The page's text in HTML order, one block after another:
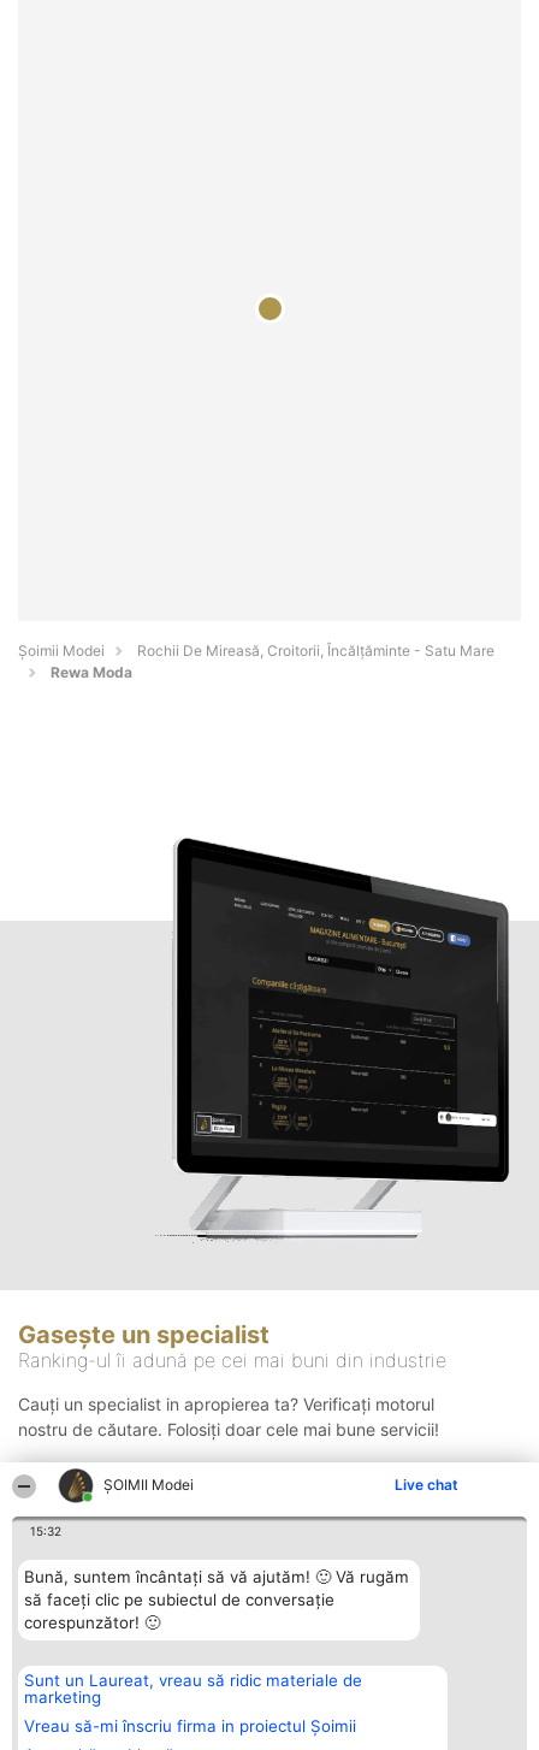
ȘOIMII Modei Live chat
15:32
Bună, suntem încântați să vă ajutăm! 🙂 Vă rugăm
să faceți clic pe subiectul de conversație
corespunzător! 🙂
Sunt un Laureat, vreau să ridic materiale de
marketing
Vreau să-mi înscriu firma in proiectul Șoimii
Șoimii Modei
Rochii De Mireasă, Croitorii, Încălțăminte - Satu Mare
Rewa Moda
Gasește un specialist
Ranking-ul îi adună pe cei mai buni din industrie
Cauți un specialist in apropierea ta? Verificați motorul
nostru de căutare. Folosiți doar cele mai bune servicii!
Organizator Ranking
BRIGHT SOLUTIONS BR SRL
Aleea Timisul De Sus 2 Bl. A30
Sc. A Et. 4 Ap. 13 Cod 061952
Plebiscyt
Lista Tuturor
Laureaților
Contact